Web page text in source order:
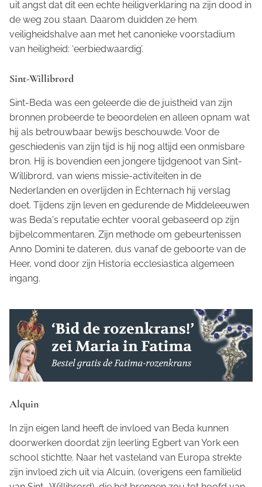
uit angst dat dit een echte heiligverklaring na zijn dood in
de weg zou staan. Daarom duidden ze hem
veiligheidshalve aan met het canonieke voorstadium
van heiligheid: ‘eerbiedwaardig’.
Sint-Willibrord
Sint-Beda was een geleerde die de juistheid van zijn
bronnen probeerde te beoordelen en alleen opnam wat
hij als betrouwbaar bewijs beschouwde. Voor de
geschiedenis van zijn tijd is hij nog altijd een onmisbare
bron. Hij is bovendien een jongere tijdgenoot van Sint-
Willibrord, van wiens missie-activiteiten in de
Nederlanden en overlijden in Echternach hij verslag
doet. Tijdens zijn leven en gedurende de Middeleeuwen
was Beda's reputatie echter vooral gebaseerd op zijn
bijbelcommentaren. Zijn methode om gebeurtenissen
Anno Domini te dateren, dus vanaf de geboorte van de
Heer, vond door zijn Historia ecclesiastica algemeen
ingang.
Alquin
In zijn eigen land heeft de invloed van Beda kunnen
doorwerken doordat zijn leerling Egbert van York een
school stichtte. Naar het vasteland van Europa strekte
zijn invloed zich uit via Alcuin, (overigens een familielid